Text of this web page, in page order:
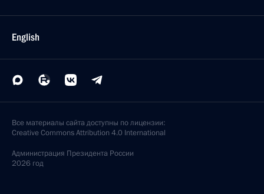
English
Все материалы сайта доступны по лицензии:
Creative Commons Attribution 4.0 International
Администрация Президента России
2026 год